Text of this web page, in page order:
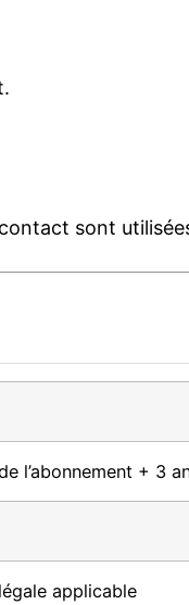
sont
l’abonnement + 3
applicable